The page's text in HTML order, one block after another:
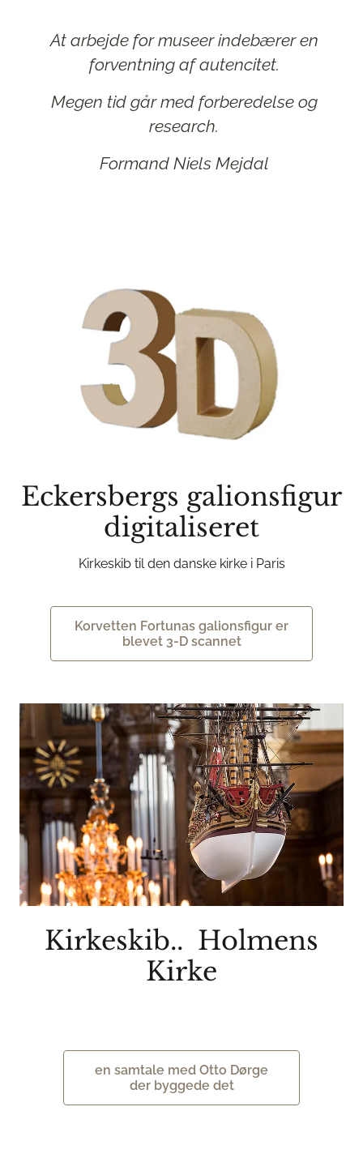
At arbejde for museer indebærer en
forventning af autencitet.
Megen tid går med forberedelse og
research.
Formand Niels Mejdal
Eckersbergs galionsfigur
digitaliseret
Kirkeskib til den danske kirke i Paris
Korvetten Fortunas galionsfigur er
blevet 3-D scannet
Kirkeskib.. Holmens
Kirke
en samtale med Otto Dørge
der byggede det